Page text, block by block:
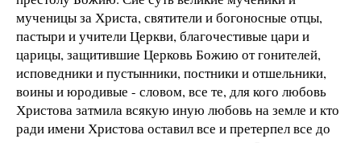
мученицы за Христа, святители и богоносные отцы,
пастыри и учители Церкви, благочестивые цари и
царицы, защитившие Церковь Божию от гонителей,
исповедники и пустынники, постники и отшельники,
воины и юродивые - словом, все те, для кого любовь
Христова затмила всякую иную любовь на земле и кто
ради имени Христова оставил все и претерпел все до